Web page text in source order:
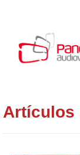
Artículos